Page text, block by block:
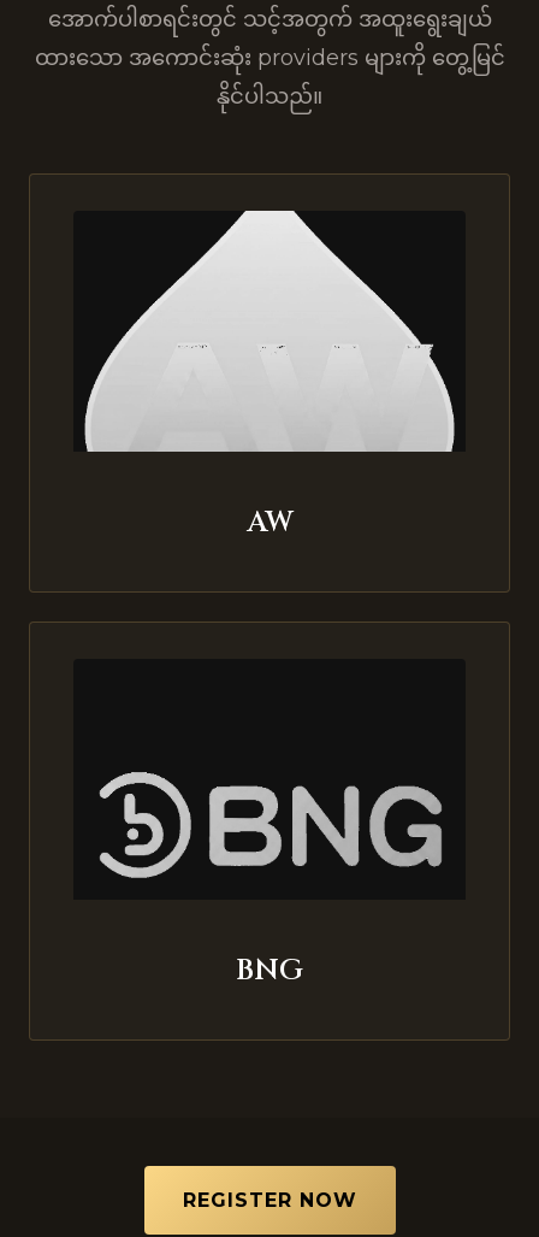
အောက်ပါစာရင်းတွင် သင့်အတွက် အထူးရွေးချယ်
ထားသော အကောင်းဆုံး providers များကို တွေ့မြင်
နိုင်ပါသည်။
AW
BNG
REGISTER NOW